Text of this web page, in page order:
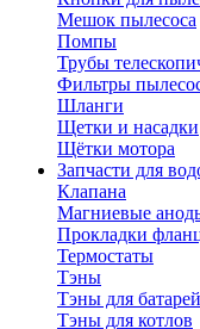
Мешок пылесоса
Помпы
Трубы
Фильтры
Шланги
Щетки и насадки
Щётки мотора
Запчасти для
Клапана
Магниевые
Прокладки
Термостаты
Тэны
Тэны для батарей
Тэны для котлов